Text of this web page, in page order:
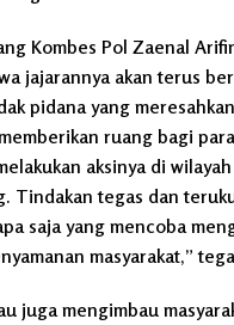
Kombes Pol Zaenal
jajarannya akan terus
pidana yang
ruang bagi
aksinya di
Tindakan tegas dan
saja yang mencoba
masyarakat,”
juga mengimbau